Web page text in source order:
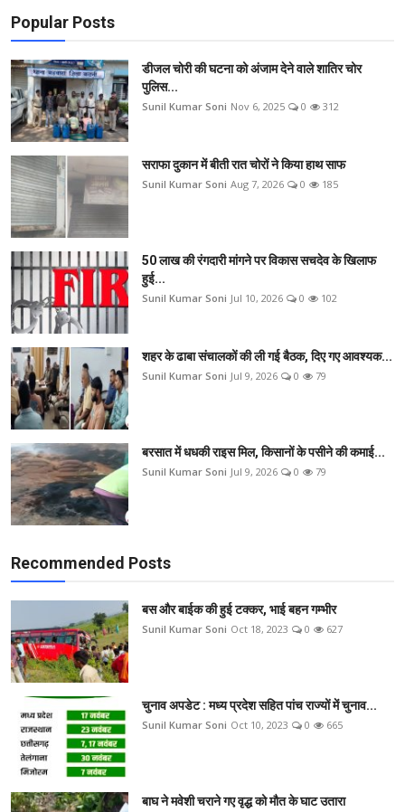
Popular Posts
डीजल चोरी की घटना को अंजाम देने वाले शातिर चोर
पुलिस...
Sunil Kumar Soni Nov 6, 2025 0 312
सराफा दुकान में बीती रात चोरों ने किया हाथ साफ
Sunil Kumar Soni Aug 7, 2026 0 185
50 लाख की रंगदारी मांगने पर विकास सचदेव के खिलाफ
हुई...
Sunil Kumar Soni Jul 10, 2026 0 102
शहर के ढाबा संचालकों की ली गई बैठक, दिए गए आवश्यक...
Sunil Kumar Soni Jul 9, 2026 0 79
बरसात में धधकी राइस मिल, किसानों के पसीने की कमाई...
Sunil Kumar Soni Jul 9, 2026 0 79
Recommended Posts
बस और बाईक की हुई टक्कर, भाई बहन गम्भीर
Sunil Kumar Soni Oct 18, 2023 0 627
चुनाव अपडेट : मध्य प्रदेश सहित पांच राज्यों में चुनाव...
Sunil Kumar Soni Oct 10, 2023 0 665
बाघ ने मवेशी चराने गए वृद्ध को मौत के घाट उतारा